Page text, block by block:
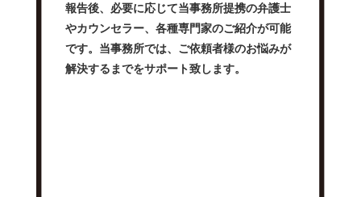
報告後、必要に応じて当事務所提携の弁護士
やカウンセラー、各種専門家のご紹介が可能
です。当事務所では、ご依頼者様のお悩みが
解決するまでをサポート致します。